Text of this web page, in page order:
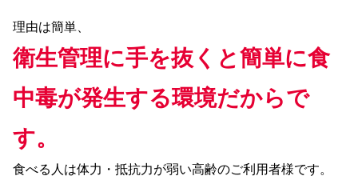
理由は簡単、
衛生管理に手を抜くと簡単に食
中毒が発生する環境だからで
す。
食べる人は体力・抵抗力が弱い高齢のご利用者様です。